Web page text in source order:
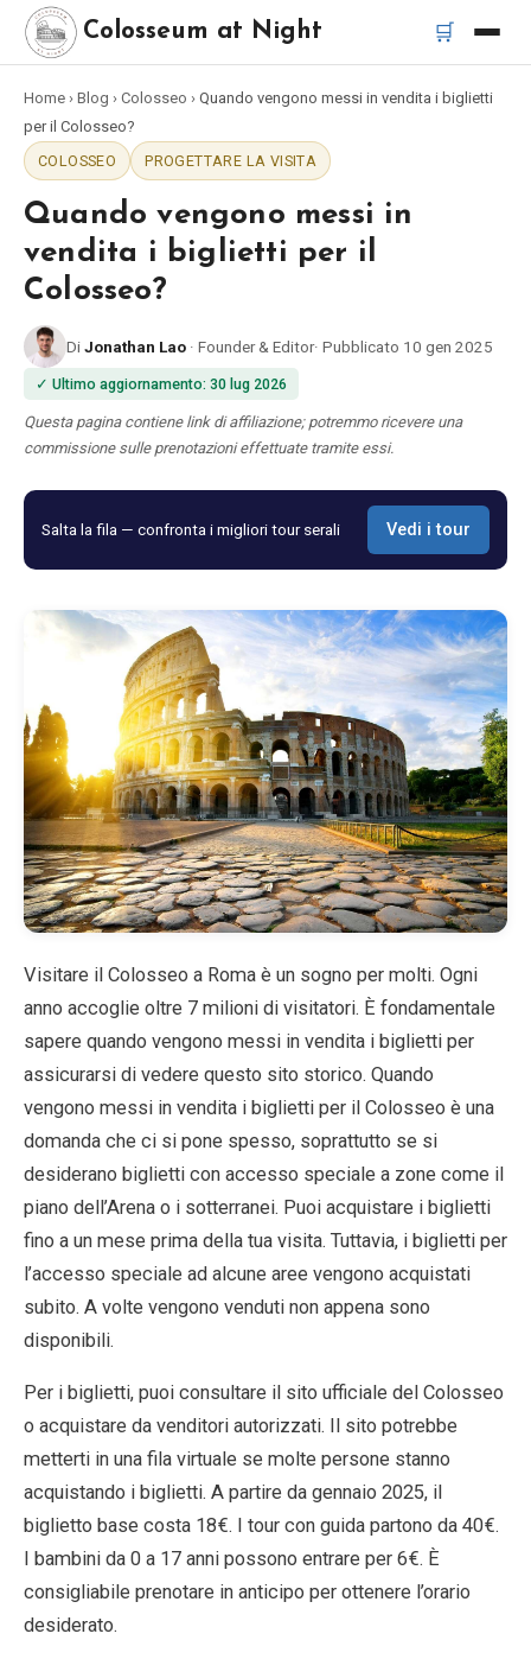
Colosseum at Night 🛒
Home
Migliori tour
Migliori tour notturni del Colosseo
Bus turistico Roma
Tour in Vespa Roma
Blog
Negozio
Tutti i souvenir
Posters
T-Shirts
Fridge Magnets
License Plates
Chi siamo
EN DE ES FR IT
Home › Blog › Colosseo › Quando vengono messi in vendita i biglietti
per il Colosseo?
COLOSSEO
PROGETTARE LA VISITA
Quando vengono messi in
vendita i biglietti per il
Colosseo?
DiJonathan Lao · Founder & Editor· Pubblicato 10 gen 2025
✓ Ultimo aggiornamento: 30 lug 2026
Questa pagina contiene link di affiliazione; potremmo ricevere una
commissione sulle prenotazioni effettuate tramite essi.
Salta la fila — confronta i migliori tour serali Vedi i tour
Visitare il Colosseo a Roma è un sogno per molti. Ogni
anno accoglie oltre 7 milioni di visitatori. È fondamentale
sapere quando vengono messi in vendita i biglietti per
assicurarsi di vedere questo sito storico. Quando
vengono messi in vendita i biglietti per il Colosseo è una
domanda che ci si pone spesso, soprattutto se si
desiderano biglietti con accesso speciale a zone come il
piano dell’Arena o i sotterranei. Puoi acquistare i biglietti
fino a un mese prima della tua visita. Tuttavia, i biglietti per
l’accesso speciale ad alcune aree vengono acquistati
subito. A volte vengono venduti non appena sono
disponibili.
Per i biglietti, puoi consultare il sito ufficiale del Colosseo
o acquistare da venditori autorizzati. Il sito potrebbe
metterti in una fila virtuale se molte persone stanno
acquistando i biglietti. A partire da gennaio 2025, il
biglietto base costa 18€. I tour con guida partono da 40€.
I bambini da 0 a 17 anni possono entrare per 6€. È
consigliabile prenotare in anticipo per ottenere l’orario
desiderato.